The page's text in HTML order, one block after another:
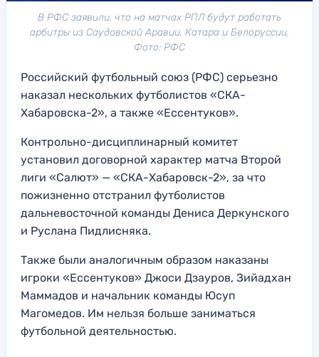
В РФС заявили, что на матчах РПЛ будут работать
арбитры из Саудовской Аравии, Катара и Белоруссии.
Фото: РФС
Российский футбольный союз (РФС) серьезно
наказал нескольких футболистов «СКА-
Хабаровска-2», а также «Ессентуков».
Контрольно-дисциплинарный комитет
установил договорной характер матча Второй
лиги «Салют» — «СКА-Хабаровск-2», за что
пожизненно отстранил футболистов
дальневосточной команды Дениса Деркунского
и Руслана Пидлисняка.
Также были аналогичным образом наказаны
игроки «Ессентуков» Джоси Дзауров, Зийадхан
Маммадов и начальник команды Юсуп
Магомедов. Им нельзя больше заниматься
футбольной деятельностью.